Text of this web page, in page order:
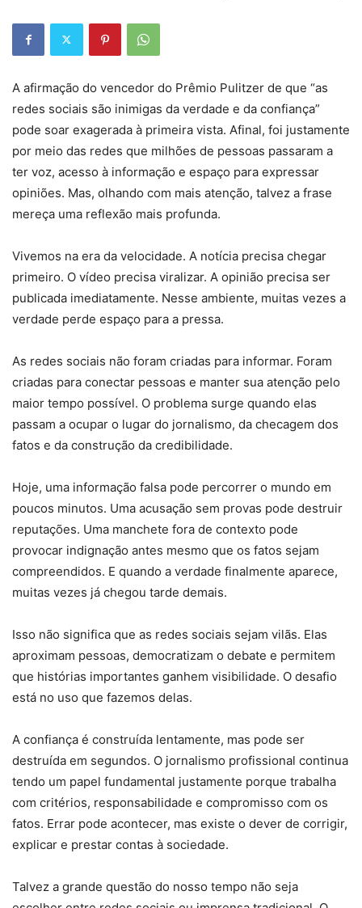
A afirmação do vencedor do Prêmio Pulitzer de que “as
redes sociais são inimigas da verdade e da confiança”
pode soar exagerada à primeira vista. Afinal, foi justamente
por meio das redes que milhões de pessoas passaram a
ter voz, acesso à informação e espaço para expressar
opiniões. Mas, olhando com mais atenção, talvez a frase
mereça uma reflexão mais profunda.
Vivemos na era da velocidade. A notícia precisa chegar
primeiro. O vídeo precisa viralizar. A opinião precisa ser
publicada imediatamente. Nesse ambiente, muitas vezes a
verdade perde espaço para a pressa.
As redes sociais não foram criadas para informar. Foram
criadas para conectar pessoas e manter sua atenção pelo
maior tempo possível. O problema surge quando elas
passam a ocupar o lugar do jornalismo, da checagem dos
fatos e da construção da credibilidade.
Hoje, uma informação falsa pode percorrer o mundo em
poucos minutos. Uma acusação sem provas pode destruir
reputações. Uma manchete fora de contexto pode
provocar indignação antes mesmo que os fatos sejam
compreendidos. E quando a verdade finalmente aparece,
muitas vezes já chegou tarde demais.
Isso não significa que as redes sociais sejam vilãs. Elas
aproximam pessoas, democratizam o debate e permitem
que histórias importantes ganhem visibilidade. O desafio
está no uso que fazemos delas.
A confiança é construída lentamente, mas pode ser
destruída em segundos. O jornalismo profissional continua
tendo um papel fundamental justamente porque trabalha
com critérios, responsabilidade e compromisso com os
fatos. Errar pode acontecer, mas existe o dever de corrigir,
explicar e prestar contas à sociedade.
Talvez a grande questão do nosso tempo não seja